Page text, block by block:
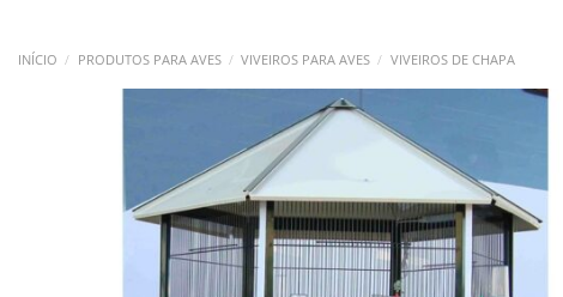
INÍCIO / PRODUTOS PARA AVES / VIVEIROS PARA AVES / VIVEIROS DE CHAPA